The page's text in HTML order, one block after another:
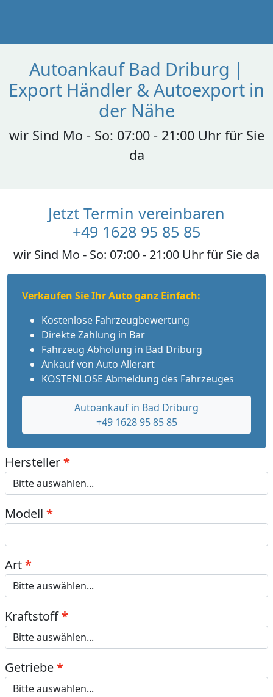
Autoankauf Bad Driburg |
Export Händler & Autoexport in
der Nähe
wir Sind Mo - So: 07:00 - 21:00 Uhr für Sie
da
Jetzt Termin vereinbaren
+49 1628 95 85 85
wir Sind Mo - So: 07:00 - 21:00 Uhr für Sie da
Verkaufen Sie Ihr Auto ganz Einfach:
Kostenlose Fahrzeugbewertung
Direkte Zahlung in Bar
Fahrzeug Abholung in Bad Driburg
Ankauf von Auto Allerart
KOSTENLOSE Abmeldung des Fahrzeuges
Autoankauf in Bad Driburg
+49 1628 95 85 85
Hersteller
Modell
Art
Kraftstoff
Getriebe